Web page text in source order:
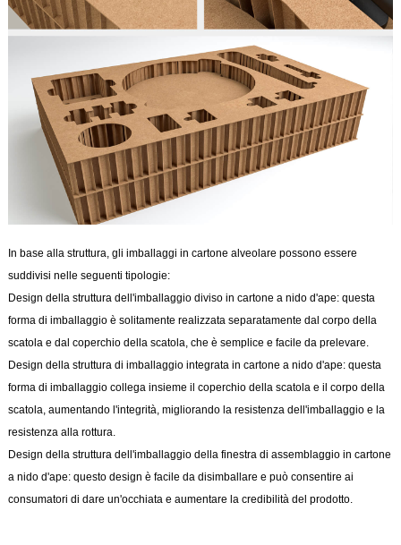
In base alla struttura, gli imballaggi in cartone alveolare possono essere
suddivisi nelle seguenti tipologie:
Design della struttura dell'imballaggio diviso in cartone a nido d'ape: questa
forma di imballaggio è solitamente realizzata separatamente dal corpo della
scatola e dal coperchio della scatola, che è semplice e facile da prelevare.
Design della struttura di imballaggio integrata in cartone a nido d'ape: questa
forma di imballaggio collega insieme il coperchio della scatola e il corpo della
scatola, aumentando l'integrità, migliorando la resistenza dell'imballaggio e la
resistenza alla rottura.
Design della struttura dell'imballaggio della finestra di assemblaggio in cartone
a nido d'ape: questo design è facile da disimballare e può consentire ai
consumatori di dare un'occhiata e aumentare la credibilità del prodotto.